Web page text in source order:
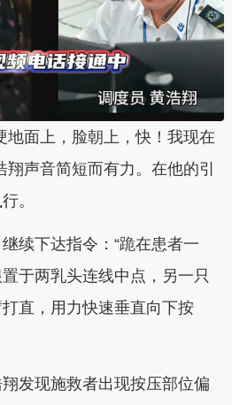
地面上，脸朝上，快！我现在
声音简短而有力。在他的引
。
续下达指令：“跪在患者一
于两乳头连线中点，另一只
直，用力快速垂直向下按
发现施救者出现按压部位偏